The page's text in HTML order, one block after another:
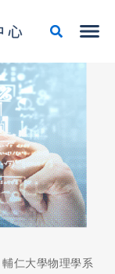
輔仁大學物理學系